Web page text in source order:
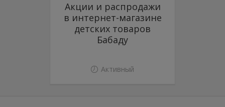
Акции и распродажи
в интернет-магазине
детских товаров
Бабаду
Активный